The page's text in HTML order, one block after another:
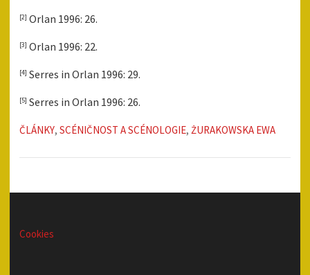
[2] Orlan 1996: 26.
[3] Orlan 1996: 22.
[4] Serres in Orlan 1996: 29.
[5] Serres in Orlan 1996: 26.
ČLÁNKY, SCÉNIČNOST A SCÉNOLOGIE, ŻURAKOWSKA EWA
Cookies